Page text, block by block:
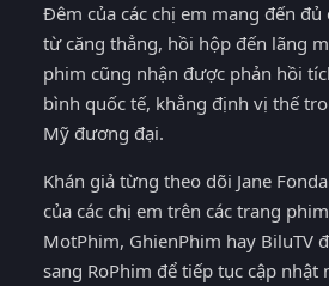
Đêm của các chị em mang đến đủ
từ căng thẳng, hồi hộp đến lãng
phim cũng nhận được phản hồi
bình quốc tế, khẳng định vị thế
Mỹ đương đại.
Khán giả từng theo dõi Jane
của các chị em trên các trang
MotPhim, GhienPhim hay BiluTV
sang RoPhim để tiếp tục cập